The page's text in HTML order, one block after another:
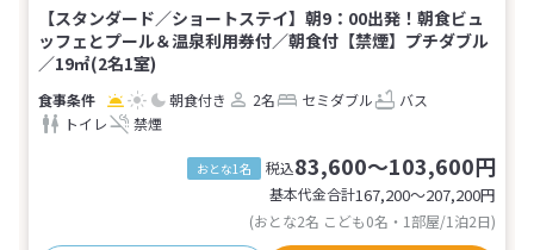
【スタンダード／ショートステイ】朝9：00出発！朝食ビュ
ッフェとプール＆温泉利用券付／朝食付【禁煙】プチダブル
／19㎡(2名1室)
朝食付き 2名 セミダブル
バス
トイレ
禁煙
おとな1名 税込83,600～103,600円
基本代金合計167,200〜207,200円
(おとな2名 こども0名・1部屋/1泊2日)